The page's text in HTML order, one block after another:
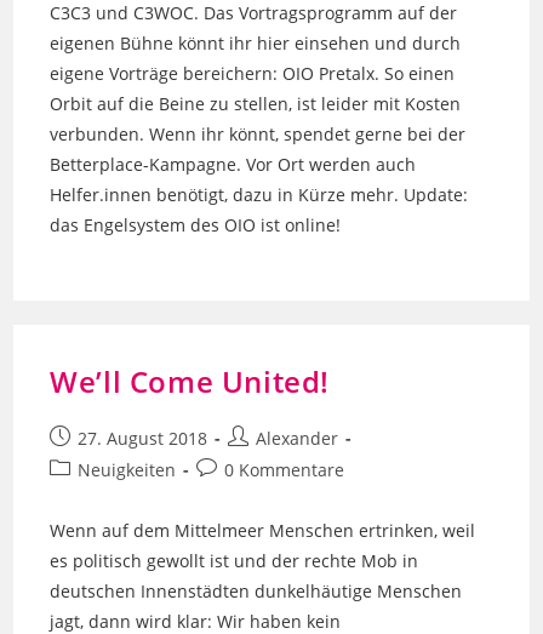
C3C3 und C3WOC. Das Vortragsprogramm auf der
eigenen Bühne könnt ihr hier einsehen und durch
eigene Vorträge bereichern: OIO Pretalx. So einen
Orbit auf die Beine zu stellen, ist leider mit Kosten
verbunden. Wenn ihr könnt, spendet gerne bei der
Betterplace-Kampagne. Vor Ort werden auch
Helfer.innen benötigt, dazu in Kürze mehr. Update:
das Engelsystem des OIO ist online!
We’ll Come United!
Beitrag
veröffentlicht:
27. August 2018
Beitrags-
Autor:
Alexander
Beitrags-
Neuigkeiten
Beitrags-
0 Kommentare
Wenn auf dem Mittelmeer Menschen ertrinken, weil
es politisch gewollt ist und der rechte Mob in
deutschen Innenstädten dunkelhäutige Menschen
jagt, dann wird klar: Wir haben kein